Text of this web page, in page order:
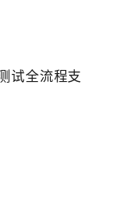
试全流程支